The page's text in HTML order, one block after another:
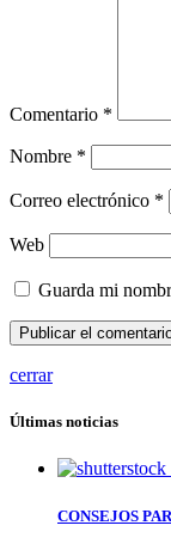
Comentario *
Nombre *
Correo electrónico *
Web
Guarda mi
cerrar
Últimas noticias
CONSEJOS